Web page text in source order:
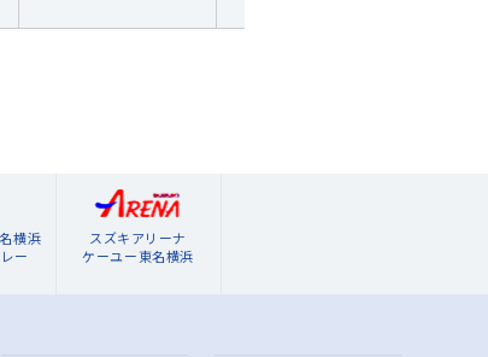
横浜
ー
スズキアリーナ
ケーユー東名横浜